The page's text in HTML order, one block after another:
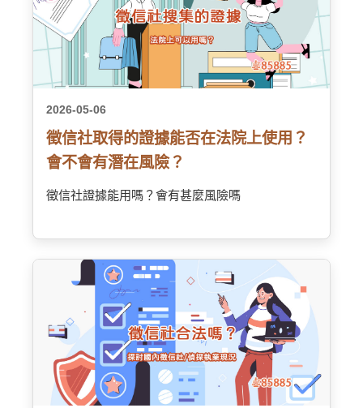
2026-05-06
徵信社取得的證據能否在法院上使用？
會不會有潛在風險？
徵信社證據能用嗎？會有甚麼風險嗎